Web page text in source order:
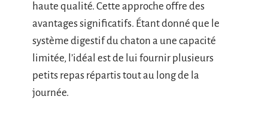
haute qualité. Cette approche offre des
avantages significatifs. Étant donné que le
système digestif du chaton a une capacité
limitée, l’idéal est de lui fournir plusieurs
petits repas répartis tout au long de la
journée.